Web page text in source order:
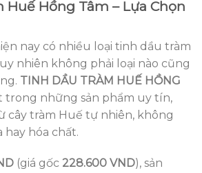
Huế Hồng Tâm – Lựa Chọn
nay có nhiều loại tinh dầu tràm
nhiên không phải loại nào cũng
TINH DẦU TRÀM HUẾ HỒNG
trong những sản phẩm uy tín,
cây tràm Huế tự nhiên, không
hay hóa chất.
(giá gốc 228.600 VND), sản